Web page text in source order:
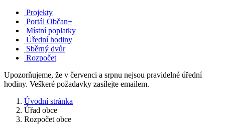
Projekty
Portál Občan+
Místní poplatky
Úřední hodiny
Sběrný dvůr
Rozpočet
Upozorňujeme, že v červenci a srpnu nejsou pravidelné úřední
hodiny. Veškeré požadavky zasílejte emailem.
Úvodní stránka
Úřad obce
Rozpočet obce